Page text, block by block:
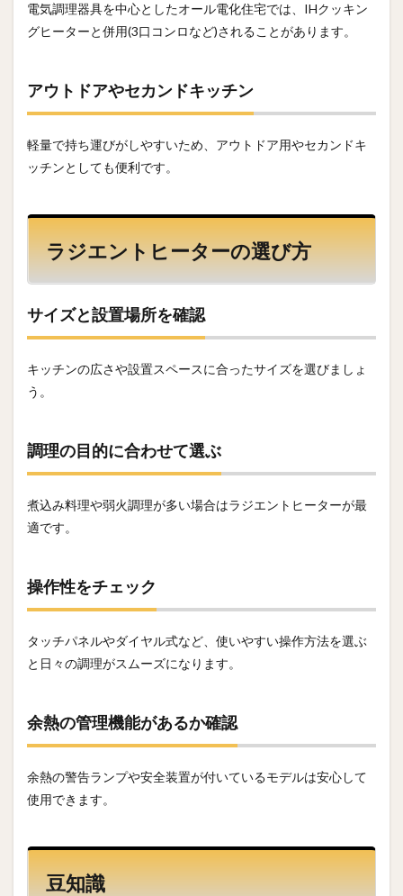
電気調理器具を中心としたオール電化住宅では、IHクッキン
グヒーターと併用(3口コンロなど)されることがあります。
アウトドアやセカンドキッチン
軽量で持ち運びがしやすいため、アウトドア用やセカンドキ
ッチンとしても便利です。
ラジエントヒーターの選び方
サイズと設置場所を確認
キッチンの広さや設置スペースに合ったサイズを選びましょ
う。
調理の目的に合わせて選ぶ
煮込み料理や弱火調理が多い場合はラジエントヒーターが最
適です。
操作性をチェック
タッチパネルやダイヤル式など、使いやすい操作方法を選ぶ
と日々の調理がスムーズになります。
余熱の管理機能があるか確認
余熱の警告ランプや安全装置が付いているモデルは安心して
使用できます。
豆知識